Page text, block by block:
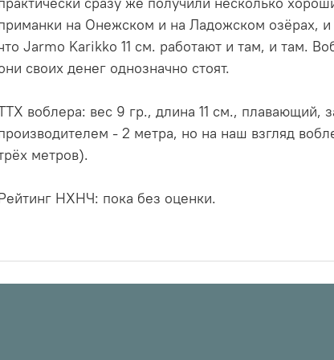
на Онежском и на Ладожском озёрах,
Jarmo Karikko 11 см. работают и там, и там.
своих денег однозначно стоят.
воблера: вес 9 гр., длина 11 см., плавающий,
- 2 метра, но на наш взгляд
метров).
НХНЧ: пока без оценки.